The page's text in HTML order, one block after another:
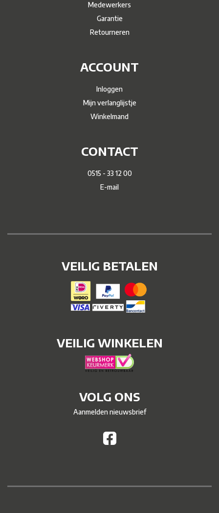
Medewerkers
Garantie
Retourneren
ACCOUNT
Inloggen
Mijn verlanglijstje
Winkelmand
CONTACT
0515 - 33 12 00
E-mail
VEILIG BETALEN
VEILIG WINKELEN
VOLG ONS
Aanmelden nieuwsbrief